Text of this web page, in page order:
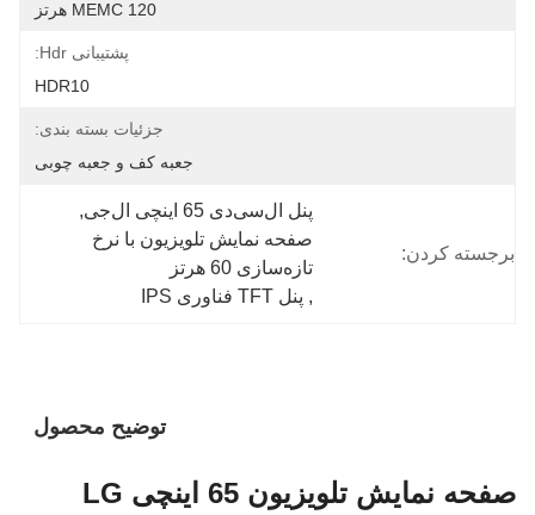
MEMC 120 هرتز
پشتیبانی Hdr:
HDR10
جزئیات بسته بندی:
جعبه کف و جعبه چوبی
برجسته کردن:
پنل ال‌سی‌دی 65 اینچی ال‌جی
,
صفحه نمایش تلویزیون با نرخ
تازه‌سازی 60 هرتز
, پنل TFT فناوری IPS
توضیح محصول
صفحه نمایش تلویزیون 65 اینچی LG